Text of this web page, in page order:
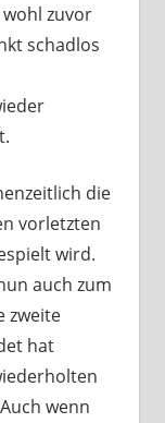
zuvor
schadlos
die
vorletzten
wird.
auch zum
zweite
hat
wenn